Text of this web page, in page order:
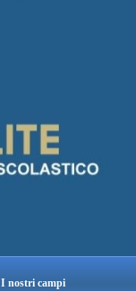
I nostri campi